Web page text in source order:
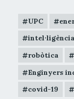
UPC
robòtica
Enginyers
covid-19